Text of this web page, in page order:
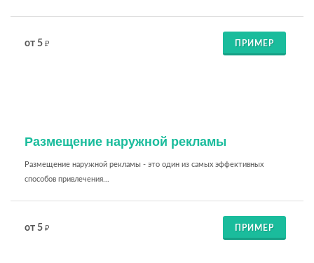
от 5 ₽ ПРИМЕР
Размещение наружной рекламы
Размещение наружной рекламы - это один из самых эффективных
способов привлечения...
от 5 ₽ ПРИМЕР